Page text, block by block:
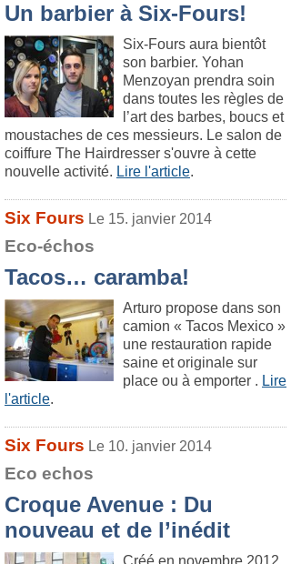
Un barbier à Six-Fours!
Six-Fours aura bientôt
son barbier. Yohan
Menzoyan prendra soin
dans toutes les règles de
l’art des barbes, boucs et
moustaches de ces messieurs. Le salon de
coiffure The Hairdresser s'ouvre à cette
nouvelle activité. Lire l'article.
Six Fours Le 15. janvier 2014
Eco-échos
Tacos… caramba!
Arturo propose dans son
camion « Tacos Mexico »
une restauration rapide
saine et originale sur
place ou à emporter . Lire
l'article.
Six Fours Le 10. janvier 2014
Eco echos
Croque Avenue : Du
nouveau et de l’inédit
Créé en novembre 2012,